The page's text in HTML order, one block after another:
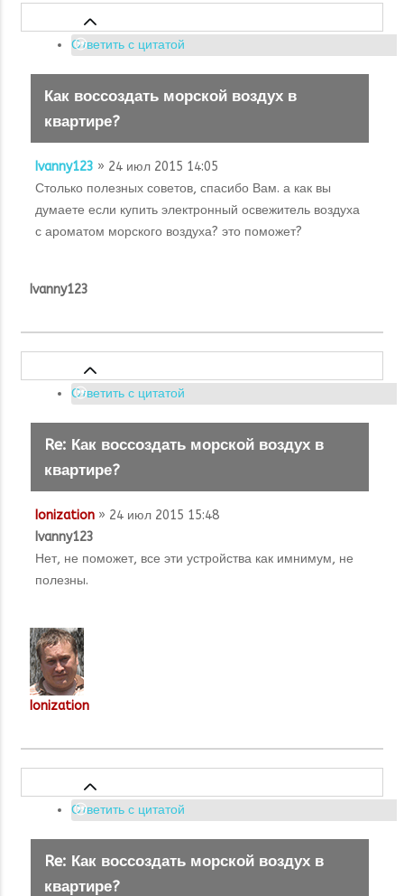
Ответить с цитатой
Как воссоздать морской воздух в
квартире?
Ivanny123 » 24 июл 2015 14:05
Столько полезных советов, спасибо Вам. а как вы
думаете если купить электронный освежитель воздуха
с ароматом морского воздуха? это поможет?
Ivanny123
Ответить с цитатой
Re: Как воссоздать морской воздух в
квартире?
Ionization » 24 июл 2015 15:48
Ivanny123
Нет, не поможет, все эти устройства как имнимум, не
полезны.
Ionization
Ответить с цитатой
Re: Как воссоздать морской воздух в
квартире?